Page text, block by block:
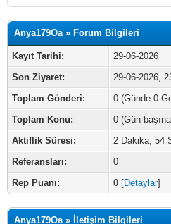
Anya179Oa » Forum Bilgileri
Kayıt Tarihi:
29-06-2026
Son Ziyaret:
29-06-2026,
Toplam Gönderi:
0 (Günde 0
Toplam Konu:
0 (Gün
Aktiflik Süresi:
2 Dakika, 54
Referansları:
0
Rep Puanı:
0 [Detaylar]
Anya179Oa » İletişim Bilgileri